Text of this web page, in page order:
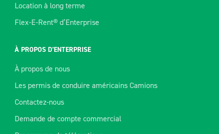
Location à long terme
Flex-E-Rent® d’Enterprise
À PROPOS D’ENTERPRISE
À propos de nous
Les permis de conduire américains Camions
Contactez-nous
Demande de compte commercial